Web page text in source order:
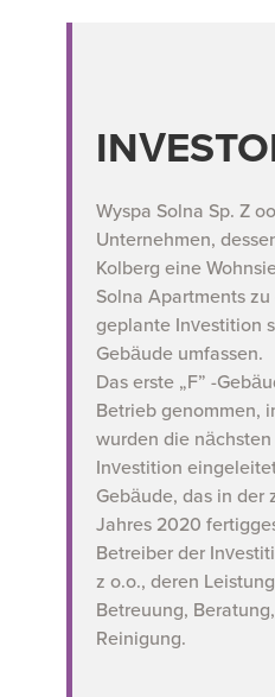
Wyspa Solna Sp. Z
Unternehmen,
Kolberg eine
Solna Apartments
geplante Investition
Gebäude umfassen.
Das erste „F” -
Betrieb genommen,
wurden die
Investition
Gebäude, das in der
Jahres 2020
Betreiber der
z o.o., deren
Betreuung,
Reinigung.